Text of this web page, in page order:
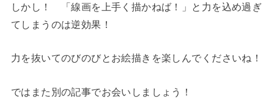
しかし！ 「線画を上手く描かねば！」と力を込め過ぎ
てしまうのは逆効果！
力を抜いてのびのびとお絵描きを楽しんでくださいね！
ではまた別の記事でお会いしましょう！